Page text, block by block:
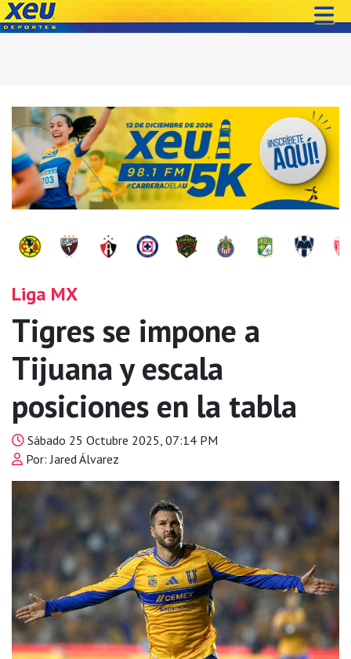
Liga MX
Tigres se impone a
Tijuana y escala
posiciones en la tabla
Sábado 25 Octubre 2025, 07:14 PM
Por: Jared Álvarez